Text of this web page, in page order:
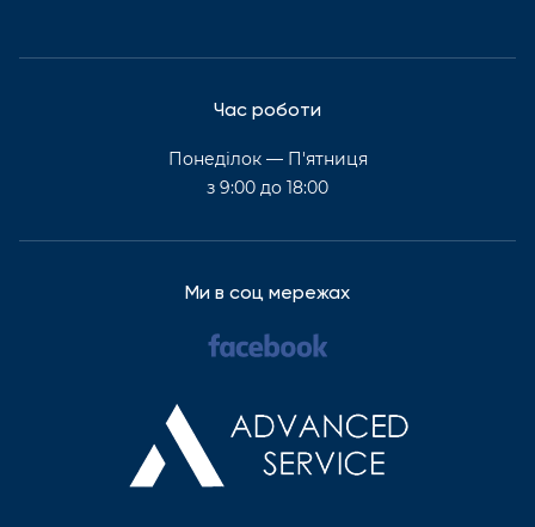
Час роботи
Понеділок — П'ятниця
з 9:00 до 18:00
Ми в соц мережах